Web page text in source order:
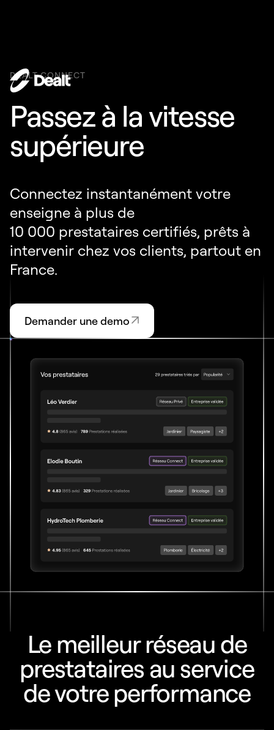
DEALT CONNECT
Passez à la vitesse
supérieure
Connectez instantanément votre
enseigne à plus de
10 000 prestataires certifiés, prêts à
intervenir chez vos clients, partout en
France.
Demander une demo
Le meilleur réseau de
prestataires au service
de votre performance